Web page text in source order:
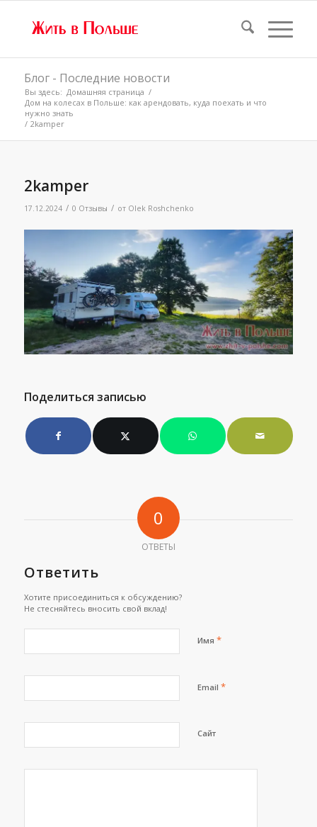
Блог - Последние новости
Вы здесь: Домашняя страница /
Дом на колесах в Польше: как арендовать, куда поехать и что
нужно знать
/ 2kamper
2kamper
17.12.2024 / 0 Отзывы / от Olek Roshchenko
Поделиться записью
0
ОТВЕТЫ
Ответить
Хотите присоединиться к обсуждению?
Не стесняйтесь вносить свой вклад!
Имя *
Email *
Сайт